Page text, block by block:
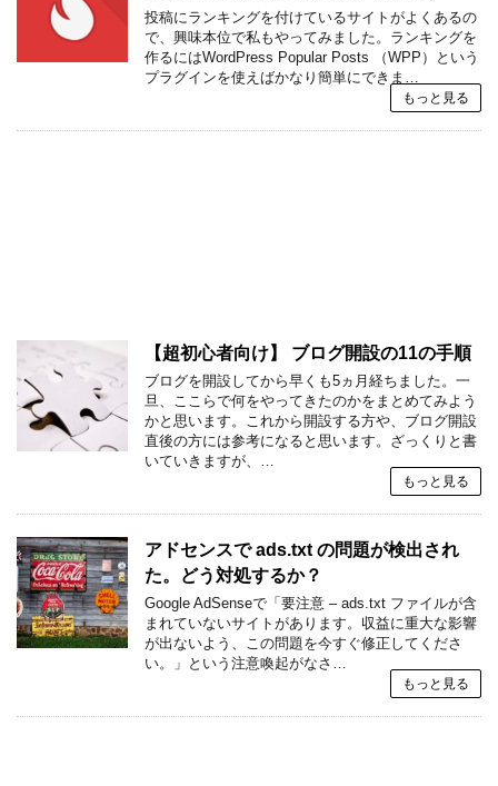
投稿にランキングを付けているサイトがよくあるの
で、興味本位で私もやってみました。ランキングを
作るにはWordPress Popular Posts （WPP）という
プラグインを使えばかなり簡単にできま…
もっと見る
【超初心者向け】 ブログ開設の11の手順
ブログを開設してから早くも5ヵ月経ちました。一
旦、ここらで何をやってきたのかをまとめてみよう
かと思います。これから開設する方や、ブログ開設
直後の方には参考になると思います。ざっくりと書
いていきますが、…
もっと見る
アドセンスで ads.txt の問題が検出され
た。どう対処するか？
Google AdSenseで「要注意 – ads.txt ファイルが含
まれていないサイトがあります。収益に重大な影響
が出ないよう、この問題を今すぐ修正してくださ
い。」という注意喚起がなさ…
もっと見る